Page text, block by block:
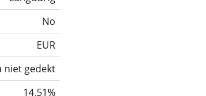
No
EUR
niet gedekt
14,51%